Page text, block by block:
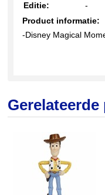
Editie:
-
Product informatie:
-Disney Magical